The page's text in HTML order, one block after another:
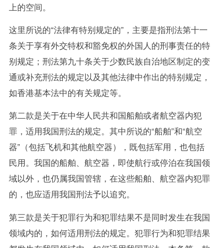
上的空间。
这里所说的“法律有特别规定的”，主要是指刑法第十一
条关于享有外交特权和豁免权的外国人的刑事责任的特
别规定；刑法第九十条关于少数民族自治地区制定的变
通或补充刑法的规定以及其他法律中作出的特别规定，
如香港基本法中的有关规定等。
第二款是关于在中华人民共和国船舶或者航空器内犯
罪，适用我国刑法的规定。其中所说的“船舶”和“航空
器”（包括飞机和其他航空器），既包括军用，也包括
民用。我国的船舶、航空器，即使航行或停泊在我国领
域以外，也仍属我国管辖，在这些船舶、航空器内犯罪
的，也应适用我国刑法予以追究。
第三款是关于犯罪行为和犯罪结果不是同时发生在我国
领域内的，如何适用刑法的规定。犯罪行为和犯罪结果